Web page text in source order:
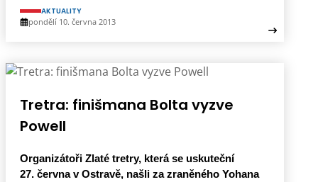
AKTUALITY
pondělí 10. června 2013
Tretra: finišmana Bolta vyzve
Powell
Organizátoři Zlaté tretry, která se uskuteční
27. června v Ostravě, našli za zraněného Yohana